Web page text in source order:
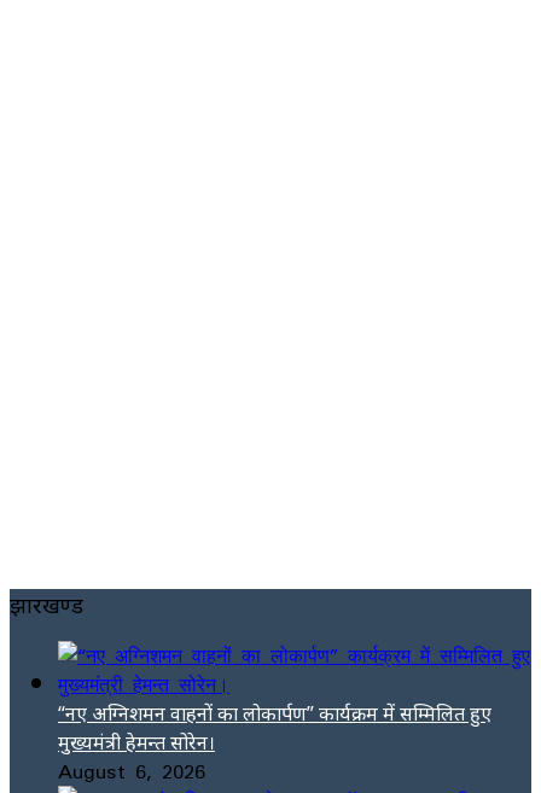
झारखण्ड
“नए अग्निशमन वाहनों का लोकार्पण” कार्यक्रम में सम्मिलित हुए
मुख्यमंत्री हेमन्त सोरेन।
August 6, 2026